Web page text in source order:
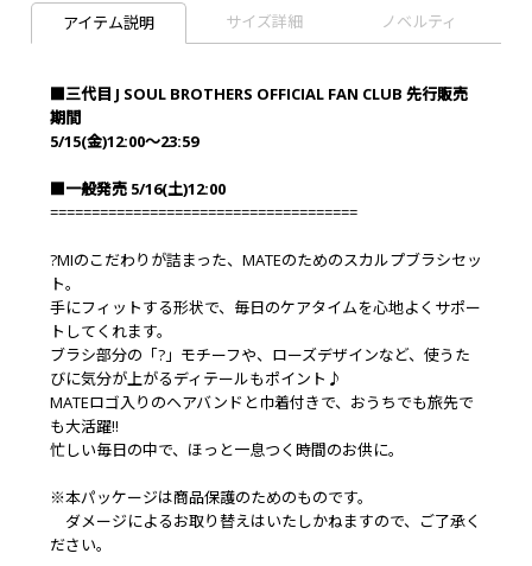
アイテム説明 サイズ詳細 ノベルティ
■三代目 J SOUL BROTHERS OFFICIAL FAN CLUB 先行販売
期間
5/15(金)12:00～23:59
■一般発売 5/16(土)12:00
=====================================
?MIのこだわりが詰まった、MATEのためのスカルプブラシセッ
ト。
手にフィットする形状で、毎日のケアタイムを心地よくサポー
トしてくれます。
ブラシ部分の「?」モチーフや、ローズデザインなど、使うた
びに気分が上がるディテールもポイント♪
MATEロゴ入りのヘアバンドと巾着付きで、おうちでも旅先で
も大活躍!!
忙しい毎日の中で、ほっと一息つく時間のお供に。
※本パッケージは商品保護のためのものです。
ダメージによるお取り替えはいたしかねますので、ご了承く
ださい。